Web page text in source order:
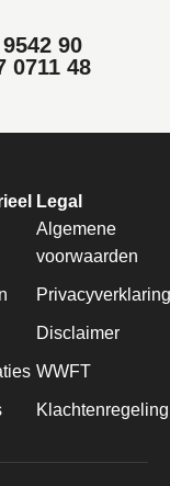
90
0711 48
Legal
Algemene
voorwaarden
Privacyverklaring
Disclaimer
WWFT
Klachtenregeling